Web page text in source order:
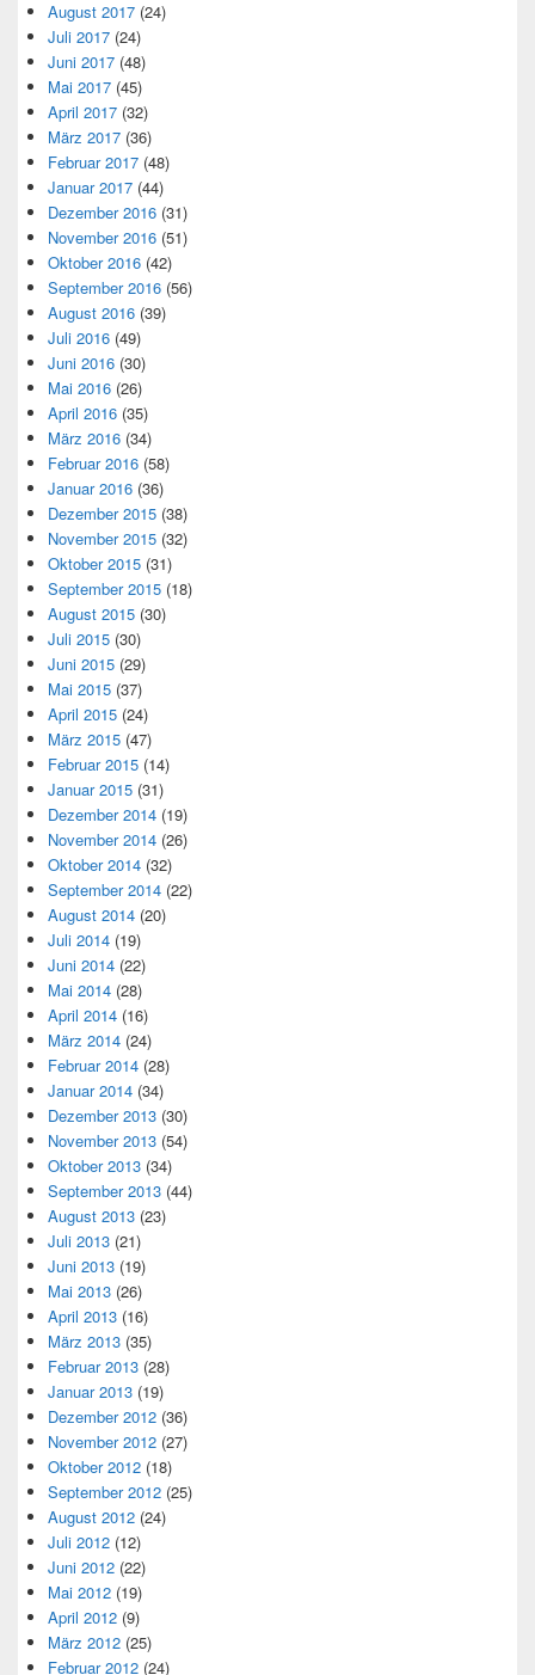
August 2017 (24)
Juli 2017 (24)
Juni 2017 (48)
Mai 2017 (45)
April 2017 (32)
März 2017 (36)
Februar 2017 (48)
Januar 2017 (44)
Dezember 2016 (31)
November 2016 (51)
Oktober 2016 (42)
September 2016 (56)
August 2016 (39)
Juli 2016 (49)
Juni 2016 (30)
Mai 2016 (26)
April 2016 (35)
März 2016 (34)
Februar 2016 (58)
Januar 2016 (36)
Dezember 2015 (38)
November 2015 (32)
Oktober 2015 (31)
September 2015 (18)
August 2015 (30)
Juli 2015 (30)
Juni 2015 (29)
Mai 2015 (37)
April 2015 (24)
März 2015 (47)
Februar 2015 (14)
Januar 2015 (31)
Dezember 2014 (19)
November 2014 (26)
Oktober 2014 (32)
September 2014 (22)
August 2014 (20)
Juli 2014 (19)
Juni 2014 (22)
Mai 2014 (28)
April 2014 (16)
März 2014 (24)
Februar 2014 (28)
Januar 2014 (34)
Dezember 2013 (30)
November 2013 (54)
Oktober 2013 (34)
September 2013 (44)
August 2013 (23)
Juli 2013 (21)
Juni 2013 (19)
Mai 2013 (26)
April 2013 (16)
März 2013 (35)
Februar 2013 (28)
Januar 2013 (19)
Dezember 2012 (36)
November 2012 (27)
Oktober 2012 (18)
September 2012 (25)
August 2012 (24)
Juli 2012 (12)
Juni 2012 (22)
Mai 2012 (19)
April 2012 (9)
März 2012 (25)
Februar 2012 (24)